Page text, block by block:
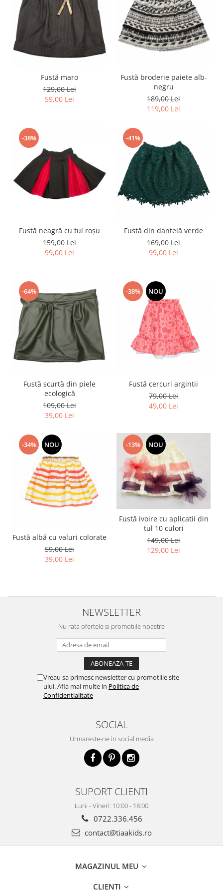
Fustă maro
129,00 Lei
59,00 Lei
Fustă broderie paiete alb-
negru
189,00 Lei
119,00 Lei
-38%
Fustă neagră cu tul roșu
159,00 Lei
99,00 Lei
-41%
Fustă din dantelă verde
169,00 Lei
99,00 Lei
-64%
Fustă scurtă din piele
ecologică
109,00 Lei
39,00 Lei
-38% NOU
Fustă cercuri argintii
79,00 Lei
49,00 Lei
-34% NOU
Fustă albă cu valuri colorate
59,00 Lei
39,00 Lei
-13% NOU
Fustă ivoire cu aplicatii din
tul 10 culori
149,00 Lei
129,00 Lei
NEWSLETTER
Nu rata ofertele si promotiile noastre
Vreau sa primesc newsletter cu promotiile site-
ului. Afla mai multe in Politica de
Confidentialitate
SOCIAL
Urmareste-ne in social media
SUPORT CLIENTI
Luni - Vineri: 10:00 - 18:00
0722.336.456
contact@tiaakids.ro
MAGAZINUL MEU
CLIENTI